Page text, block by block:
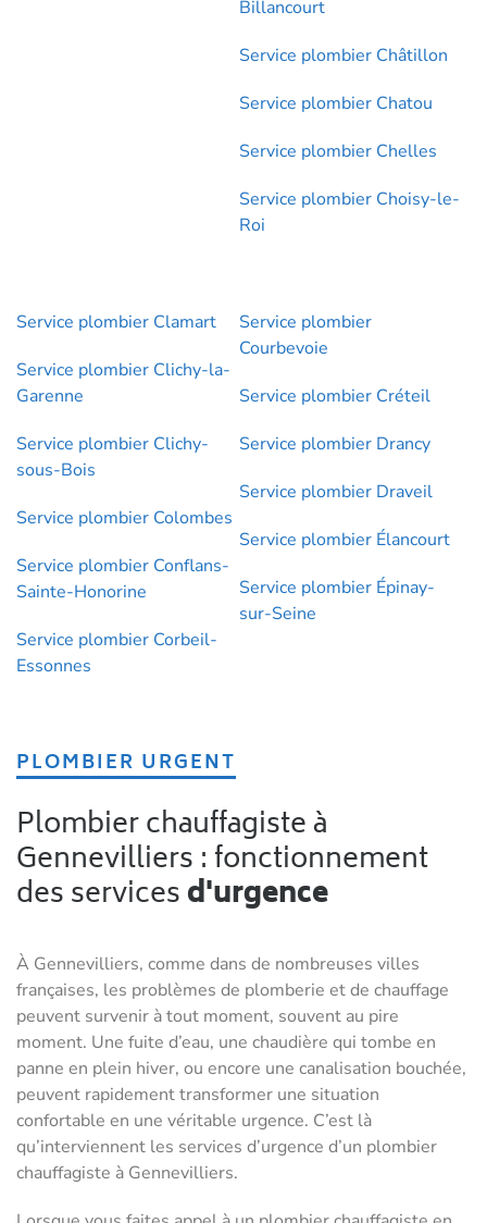
Billancourt
Service plombier Châtillon
Service plombier Chatou
Service plombier Chelles
Service plombier Choisy-le-
Roi
Service plombier Clamart
Service plombier Clichy-la-
Garenne
Service plombier Clichy-
sous-Bois
Service plombier Colombes
Service plombier Conflans-
Sainte-Honorine
Service plombier Corbeil-
Essonnes
Service plombier
Courbevoie
Service plombier Créteil
Service plombier Drancy
Service plombier Draveil
Service plombier Élancourt
Service plombier Épinay-
sur-Seine
PLOMBIER URGENT
Plombier chauffagiste à
Gennevilliers : fonctionnement
des servicesd'urgence
À Gennevilliers, comme dans de nombreuses villes
françaises, les problèmes de plomberie et de chauffage
peuvent survenir à tout moment, souvent au pire
moment. Une fuite d’eau, une chaudière qui tombe en
panne en plein hiver, ou encore une canalisation bouchée,
peuvent rapidement transformer une situation
confortable en une véritable urgence. C’est là
qu’interviennent les services d’urgence d’un plombier
chauffagiste à Gennevilliers.